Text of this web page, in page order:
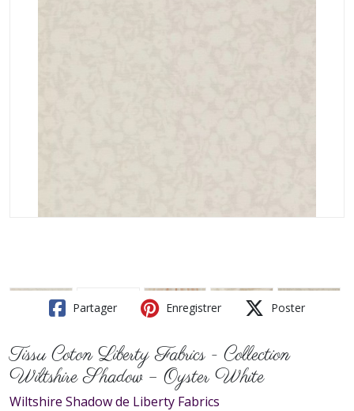
Partager Enregistrer Poster
Tissu Coton Liberty Fabrics - Collection
Wiltshire Shadow – Oyster White
Wiltshire Shadow de Liberty Fabrics